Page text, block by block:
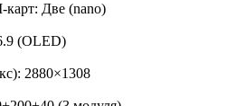
карт: Две (nano)
(OLED)
2880×1308